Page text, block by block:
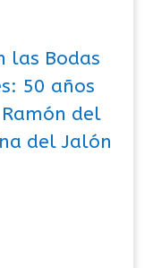
las Bodas
50 años
del
del Jalón